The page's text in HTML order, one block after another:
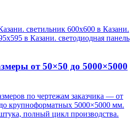
светильник 600х600 в Казани.
в Казани. светодиодная панель
от 50×50 до 5000×5000
по чертежам заказчика — от
крупноформатных 5000×5000 мм.
полный цикл производства.